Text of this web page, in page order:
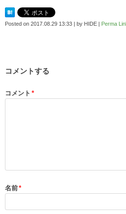
Posted on 2017.08.29 13:33 by HIDE Perma
コメントする
コメント *
名前*